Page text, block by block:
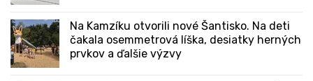
Na Kamzíku otvorili nové Šantisko. Na deti
čakala osemmetrová líška, desiatky herných
prvkov a ďalšie výzvy